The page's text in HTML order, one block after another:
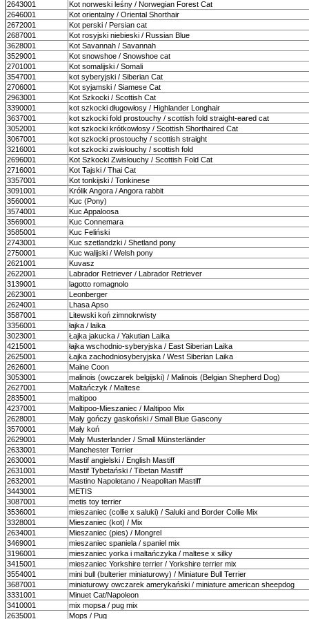
2643001
Kot norweski leśny / Norwegian Forest Cat
2646001
Kot orientalny / Oriental Shorthair
2672001
Kot perski / Persian cat
2687001
Kot rosyjski niebieski / Russian Blue
3628001
Kot Savannah / Savannah
3529001
Kot snowshoe / Snowshoe cat
2701001
Kot somalijski / Somali
3547001
kot syberyjski / Siberian Cat
2706001
Kot syjamski / Siamese Cat
2963001
Kot Szkocki / Scottish Cat
3390001
kot szkocki długowłosy / Highlander Longhair
3637001
kot szkocki fold prostouchy / scottish fold straight-eared cat
3052001
kot szkocki krótkowłosy / Scottish Shorthaired Cat
3067001
kot szkocki prostouchy / scottish straight
3216001
kot szkocki zwisłouchy / scottish fold
2696001
Kot Szkocki Zwisłouchy / Scottish Fold Cat
2716001
Kot Tajski / Thai Cat
3357001
Kot tonkijski / Tonkinese
3091001
Królik Angora / Angora rabbit
3560001
Kuc (Pony)
3574001
Kuc Appaloosa
3569001
Kuc Connemara
3585001
Kuc Feliński
2743001
Kuc szetlandzki / Shetland pony
2750001
Kuc walijski / Welsh pony
2621001
Kuvasz
2622001
Labrador Retriever / Labrador Retriever
3139001
lagotto romagnolo
2623001
Leonberger
2624001
Lhasa Apso
3587001
Litewski koń zimnokrwisty
3356001
łajka / laika
3023001
Łajka jakucka / Yakutian Laika
4215001
łajka wschodnio-syberyjska / East Siberian Laika
2625001
Łajka zachodniosyberyjska / West Siberian Laika
2626001
Maine Coon
3053001
malinois (owczarek belgijski) / Malinois (Belgian Shepherd Dog)
2627001
Maltańczyk / Maltese
2835001
maltipoo
4237001
Maltipoo-Mieszaniec / Maltipoo Mix
2628001
Mały gończy gaskoński / Small Blue Gascony
3570001
Mały koń
2629001
Mały Musterlander / Small Münsterländer
2633001
Manchester Terrier
2630001
Mastif angielski / English Mastiff
2631001
Mastif Tybetański / Tibetan Mastiff
2632001
Mastino Napoletano / Neapolitan Mastiff
3443001
METIS
3087001
metis toy terrier
3536001
mieszaniec (collie x saluki) / Saluki and Border Collie Mix
3328001
Mieszaniec (kot) / Mix
2634001
Mieszaniec (pies) / Mongrel
3469001
mieszaniec spaniela / spaniel mix
3196001
mieszaniec yorka i maltańczyka / maltese x silky
3415001
mieszaniec Yorkshire terrier / Yorkshire terrier mix
3554001
mini bull (bulterier miniaturowy) / Miniature Bull Terrier
3687001
miniaturowy owczarek amerykański / miniature american sheepdog
3331001
Minuet Cat/Napoleon
3410001
mix mopsa / pug mix
2635001
Mops / Pug